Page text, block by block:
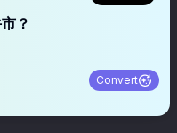
？
Convert